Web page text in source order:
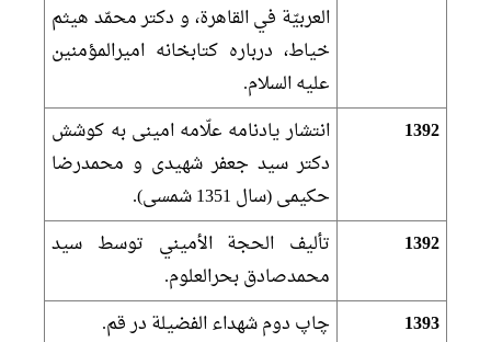
العربيّة في القاهرة، و دكتر محمّد هيثم
خياط، درباره كتابخانه اميرالمؤمنين
عليه السلام.
1392
انتشار يادنامه علّامه امينى به كوشش
دكتر سيد جعفر شهيدى و محمدرضا
حكيمى (سال 1351 شمسى).
1392
تأليف الحجة الأميني توسط سيد
محمدصادق بحرالعلوم.
1393
چاپ دوم شهداء الفضيلة در قم.